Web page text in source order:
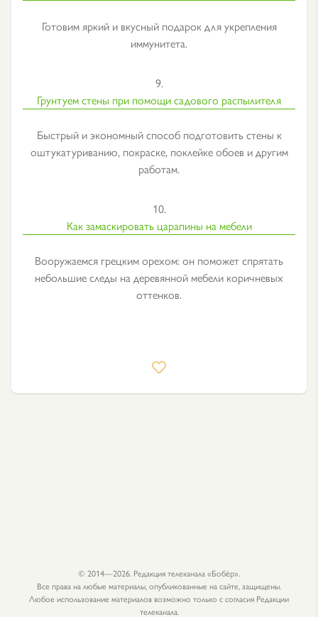
Готовим яркий и вкусный подарок для укрепления
иммунитета.
9.
Грунтуем стены при помощи садового распылителя
Быстрый и экономный способ подготовить стены к
оштукатуриванию, покраске, поклейке обоев и другим
работам.
10.
Как замаскировать царапины на мебели
Вооружаемся грецким орехом: он поможет спрятать
небольшие следы на деревянной мебели коричневых
оттенков.
© 2014—2026. Редакция телеканала «Бобёр».
Все права на любые материалы, опубликованные на сайте, защищены.
Любое использование материалов возможно только с согласия Редакции
телеканала.